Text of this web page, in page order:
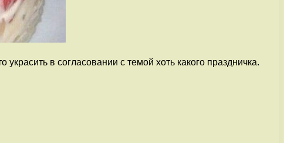
в согласовании с темой хоть какого праздничка.